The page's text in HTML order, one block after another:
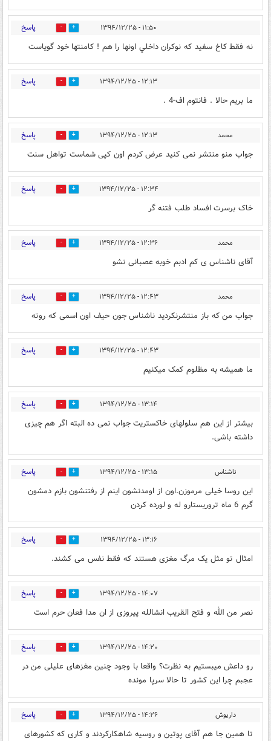
۱۱:۵۰ - ۱۳۹۴/۱۲/۲۵ 0 پاسخ
نه فقط كاخ سفيد كه نوكران داخلي اونها را هم ! كامنتها خود گوياست
۱۲:۱۳ - ۱۳۹۴/۱۲/۲۵ 0 پاسخ
ما بریم حالا . فانتوم اف-4 .
محمد ۱۲:۱۳ - ۱۳۹۴/۱۲/۲۵ 0 پاسخ
جواب منو منتشر نمی کنید عرض کردم اون کپی شماست تواهل سنت
۱۲:۳۴ - ۱۳۹۴/۱۲/۲۵ 0 پاسخ
خاک برسرت افساد طلب فتنه گر
محمد ۱۲:۳۶ - ۱۳۹۴/۱۲/۲۵ 0 پاسخ
آقای ناشناس ی کم ادبم خوبه عصبانی نشو
محمد ۱۲:۴۳ - ۱۳۹۴/۱۲/۲۵ 0 پاسخ
جواب من که باز منتشرنکردید ناشناس جون حیف اون اسمی که روته
۱۲:۴۳ - ۱۳۹۴/۱۲/۲۵ 0 پاسخ
ما همیشه به مظلوم کمک میکنیم
۱۳:۱۴ - ۱۳۹۴/۱۲/۲۵ 0 پاسخ
بیشتر از این هم سلولهای خاکستریت جواب نمی ده البته اگر هم چیزی
داشته باشی.
ناشناس ۱۳:۱۵ - ۱۳۹۴/۱۲/۲۵ 0 پاسخ
این روسا خیلی مرموزن.اون از اومدنشون اینم از رفتنشون بازم دمشون
گرم 6 ماه تروریستارو له و لورده کردن
۱۳:۱۶ - ۱۳۹۴/۱۲/۲۵ 0 پاسخ
امثال تو مثل یک مرگ مغزی هستند که فقط نفس می کشند.
۱۴:۰۷ - ۱۳۹۴/۱۲/۲۵ 0 پاسخ
نصر من الله و فتح القریب انشالله پیروزی از ان مدا فعان حرم است
۱۴:۲۰ - ۱۳۹۴/۱۲/۲۵ 0 پاسخ
رو داعش میبستیم به نظرت؟ واقعا با وجود چنین مغزهای علیلی من در
عجبم چرا این کشور تا حالا سرپا مونده
داریوش ۱۴:۲۶ - ۱۳۹۴/۱۲/۲۵ 0 پاسخ
تا همین جا هم آقای پوتین و روسیه شاهکارکردند و کاری که کشورهای